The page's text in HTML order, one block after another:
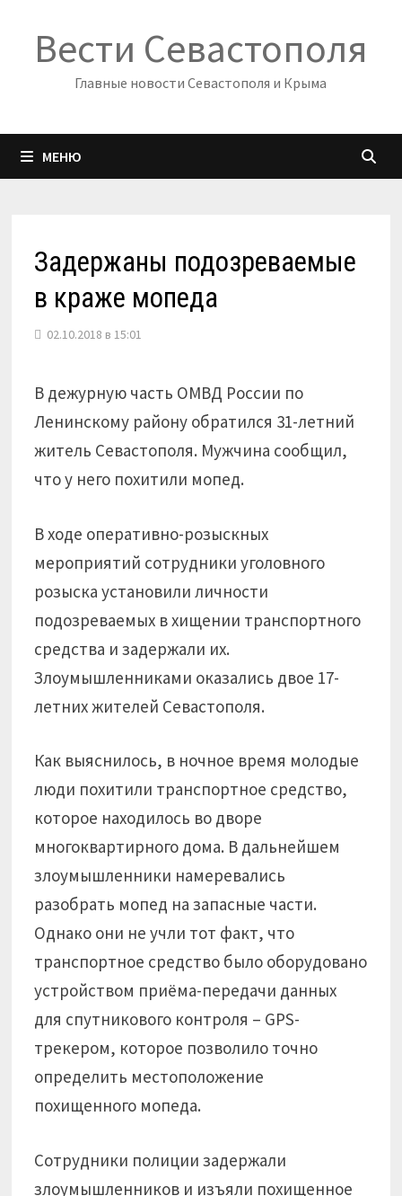
содержимому
Вести Севастополя
Главные новости Севастополя и Крыма
МЕНЮ
Задержаны подозреваемые
в краже мопеда
02.10.2018 в 15:01
В дежурную часть ОМВД России по
Ленинскому району обратился 31-летний
житель Севастополя. Мужчина сообщил,
что у него похитили мопед.
В ходе оперативно-розыскных
мероприятий сотрудники уголовного
розыска установили личности
подозреваемых в хищении транспортного
средства и задержали их.
Злоумышленниками оказались двое 17-
летних жителей Севастополя.
Как выяснилось, в ночное время молодые
люди похитили транспортное средство,
которое находилось во дворе
многоквартирного дома. В дальнейшем
злоумышленники намеревались
разобрать мопед на запасные части.
Однако они не учли тот факт, что
транспортное средство было оборудовано
устройством приёма-передачи данных
для спутникового контроля – GPS-
трекером, которое позволило точно
определить местоположение
похищенного мопеда.
Сотрудники полиции задержали
злоумышленников и изъяли похищенное